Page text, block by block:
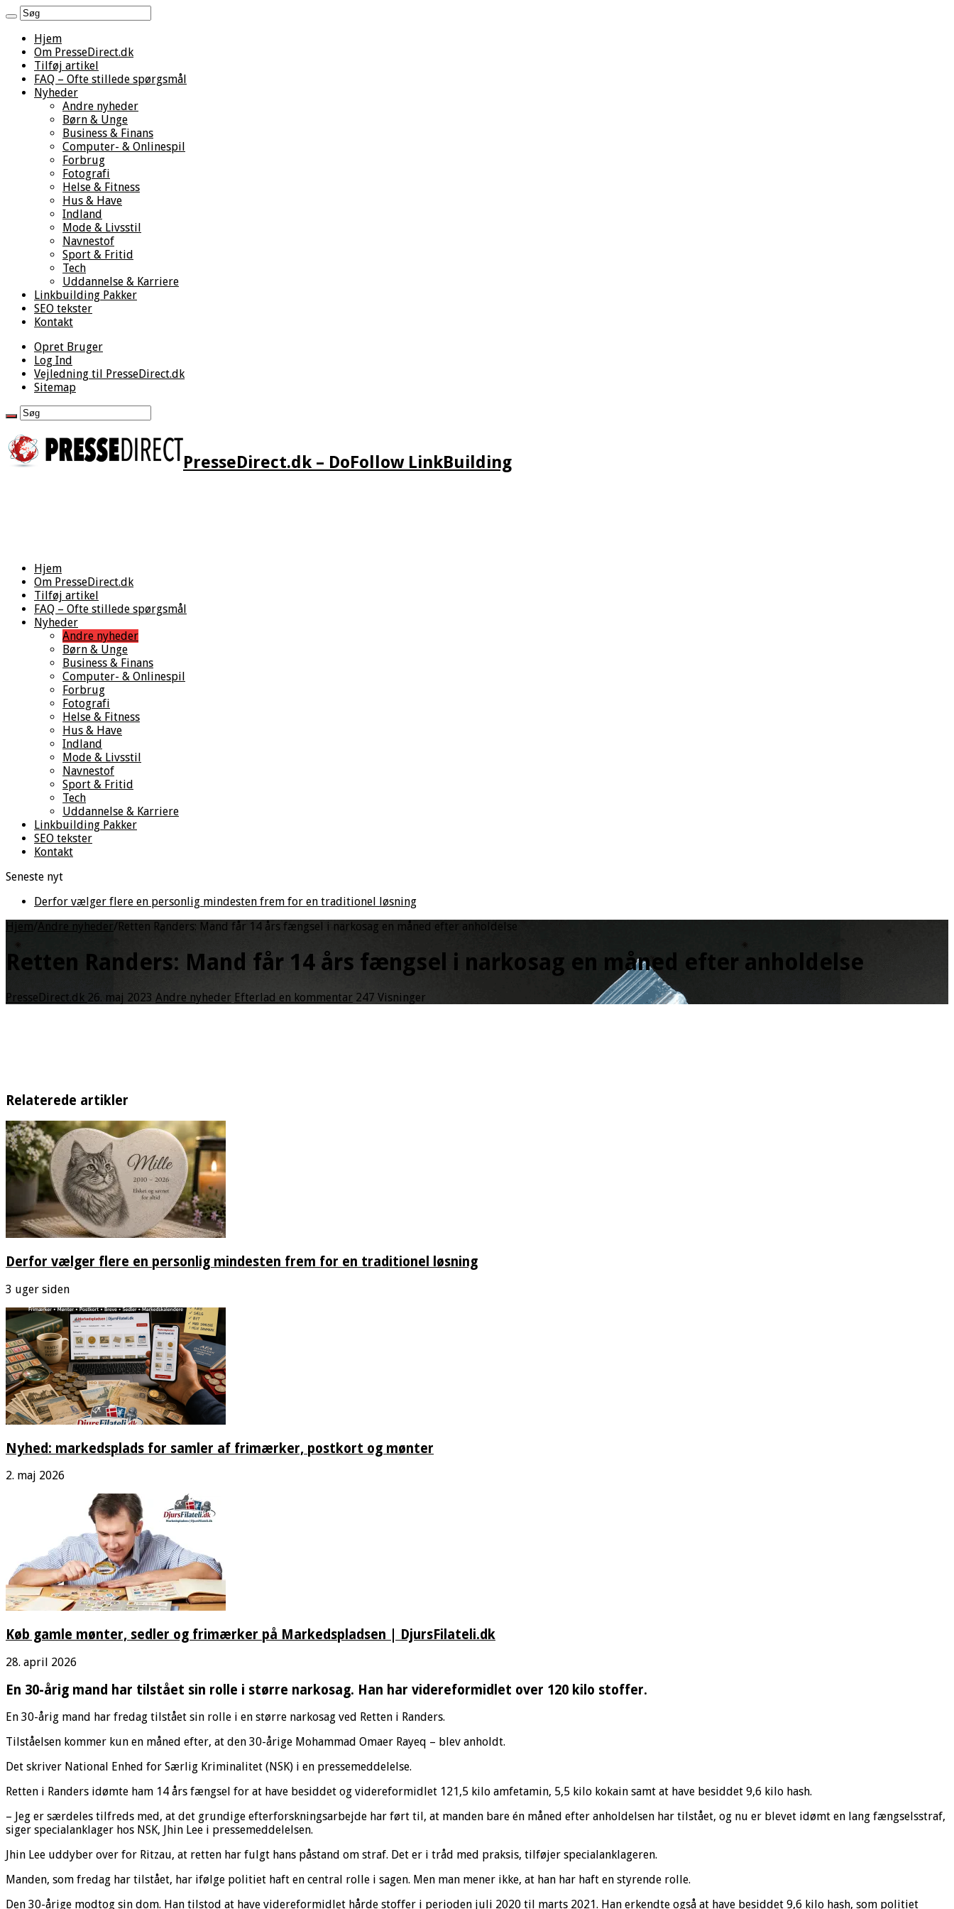
Hjem
Om PresseDirect.dk
Tilføj artikel
FAQ – Ofte stillede spørgsmål
Nyheder
Andre nyheder
Børn & Unge
Business & Finans
Computer- & Onlinespil
Forbrug
Fotografi
Helse & Fitness
Hus & Have
Indland
Mode & Livsstil
Navnestof
Sport & Fritid
Tech
Uddannelse & Karriere
Linkbuilding Pakker
SEO tekster
Kontakt
Opret Bruger
Log Ind
Vejledning til PresseDirect.dk
Sitemap
PresseDirect.dk – DoFollow LinkBuilding
Hjem
Om PresseDirect.dk
Tilføj artikel
FAQ – Ofte stillede spørgsmål
Nyheder
Andre nyheder
Børn & Unge
Business & Finans
Computer- & Onlinespil
Forbrug
Fotografi
Helse & Fitness
Hus & Have
Indland
Mode & Livsstil
Navnestof
Sport & Fritid
Tech
Uddannelse & Karriere
Linkbuilding Pakker
SEO tekster
Kontakt
Seneste nyt
Derfor vælger flere en personlig mindesten frem for en traditionel løsning
Hjem/Andre nyheder/ Retten Randers: Mand får 14 års fængsel i narkosag en måned efter anholdelse
Retten Randers: Mand får 14 års fængsel i narkosag en måned efter anholdelse
PresseDirect.dk 26. maj 2023 Andre nyheder Efterlad en kommentar 247 Visninger
Relaterede artikler
Derfor vælger flere en personlig mindesten frem for en traditionel løsning
3 uger siden
Nyhed: markedsplads for samler af frimærker, postkort og mønter
2. maj 2026
Køb gamle mønter, sedler og frimærker på Markedspladsen | DjursFilateli.dk
28. april 2026
En 30-årig mand har tilstået sin rolle i større narkosag. Han har videreformidlet over 120 kilo stoffer.
En 30-årig mand har fredag tilstået sin rolle i en større narkosag ved Retten i Randers.
Tilståelsen kommer kun en måned efter, at den 30-årige Mohammad Omaer Rayeq – blev anholdt.
Det skriver National Enhed for Særlig Kriminalitet (NSK) i en pressemeddelelse.
Retten i Randers idømte ham 14 års fængsel for at have besiddet og videreformidlet 121,5 kilo amfetamin, 5,5 kilo kokain samt at have besiddet 9,6 kilo hash.
– Jeg er særdeles tilfreds med, at det grundige efterforskningsarbejde har ført til, at manden bare én måned efter anholdelsen har tilstået, og nu er blevet idømt en lang fængselsstraf,
siger specialanklager hos NSK, Jhin Lee i pressemeddelelsen.
Jhin Lee uddyber over for Ritzau, at retten har fulgt hans påstand om straf. Det er i tråd med praksis, tilføjer specialanklageren.
Manden, som fredag har tilstået, har ifølge politiet haft en central rolle i sagen. Men man mener ikke, at han har haft en styrende rolle.
Den 30-årige modtog sin dom. Han tilstod at have videreformidlet hårde stoffer i perioden juli 2020 til marts 2021. Han erkendte også at have besiddet 9,6 kilo hash, som politiet